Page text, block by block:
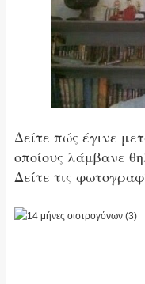
Δείτε πώς έγινε
οποίους λάμβανε
Δείτε τις